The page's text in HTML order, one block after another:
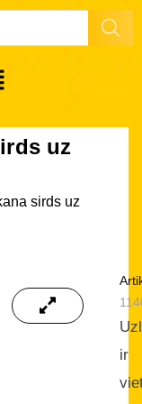
uz
sirds uz
ir